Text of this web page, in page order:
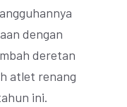
dengan
deretan
atlet renang
ini.